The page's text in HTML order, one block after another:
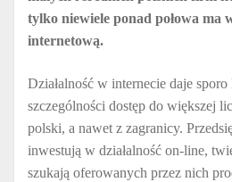
tylko niewiele ponad połowa ma
internetową.
Działalność w internecie daje
szczególności dostęp do większej
polski, a nawet z zagranicy.
inwestują w działalność on-line,
szukają oferowanych przez nich